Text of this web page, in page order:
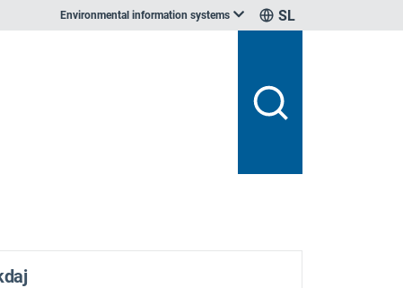
Environmental information systems SL